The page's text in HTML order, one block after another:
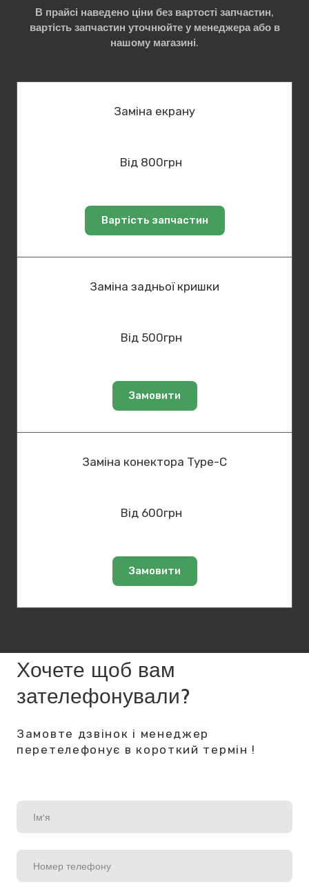
В прайсі наведено ціни без вартості запчастин,
вартість запчастин уточнюйте у менеджера або в
нашому магазині.
Заміна екрану
Від 800грн
Вартість запчастин
Заміна задньої кришки
Від 500грн
Замовити
Заміна конектора Type-C
Від 600грн
Замовити
Хочете щоб вам
зателефонували?
Замовте дзвінок і менеджер
перетелефонує в короткий термін !